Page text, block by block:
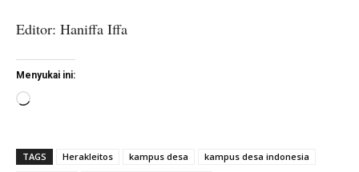
Editor: Haniffa Iffa
Menyukai ini:
M
u
TAGS Herakleitos kampus desa
kampus desa indonesia